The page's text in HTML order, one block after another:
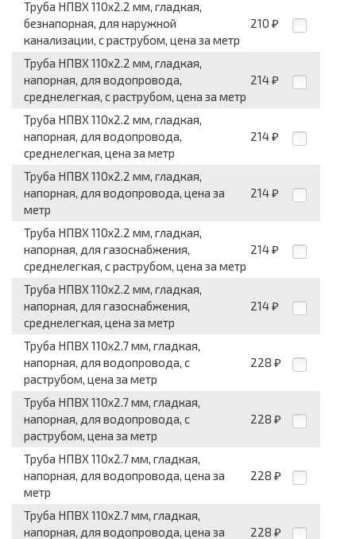
Труба НПВХ 110x2.2 мм, гладкая,
безнапорная, для наружной
канализации, с раструбом, цена за метр
210 ₽
Труба НПВХ 110x2.2 мм, гладкая,
напорная, для водопровода,
среднелегкая, с раструбом, цена за метр
214 ₽
Труба НПВХ 110x2.2 мм, гладкая,
напорная, для водопровода,
среднелегкая, цена за метр
214 ₽
Труба НПВХ 110x2.2 мм, гладкая,
напорная, для водопровода, цена за
метр
214 ₽
Труба НПВХ 110x2.2 мм, гладкая,
напорная, для газоснабжения,
среднелегкая, с раструбом, цена за метр
214 ₽
Труба НПВХ 110x2.2 мм, гладкая,
напорная, для газоснабжения,
среднелегкая, цена за метр
214 ₽
Труба НПВХ 110x2.7 мм, гладкая,
напорная, для водопровода, с
раструбом, цена за метр
228 ₽
Труба НПВХ 110x2.7 мм, гладкая,
напорная, для водопровода, с
раструбом, цена за метр
228 ₽
Труба НПВХ 110x2.7 мм, гладкая,
напорная, для водопровода, цена за
метр
228 ₽
Труба НПВХ 110x2.7 мм, гладкая,
напорная, для водопровода, цена за
228 ₽